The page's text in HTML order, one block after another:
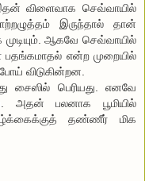
விளைவாக செவ்வாயில்
இருந்தால் தான்
ஆகவே செவ்வாயில்
பதங்கமாதல் என்ற முறையில்
விடுகின்றன.
சைஸில் பெரியது. எனவே
அதன் பலனாக பூமியில்
தண்ணீர் மிக